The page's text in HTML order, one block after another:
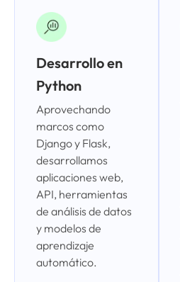
Desarrollo en
Python
Aprovechando
marcos como
Django y Flask,
desarrollamos
aplicaciones web,
API, herramientas
de análisis de datos
y modelos de
aprendizaje
automático.